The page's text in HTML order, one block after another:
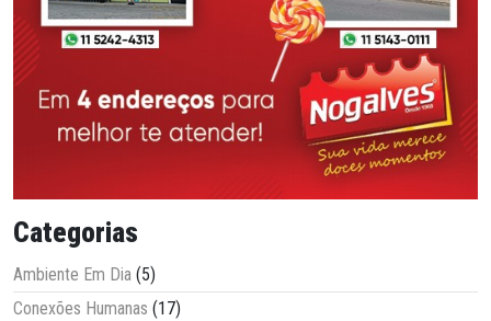
Categorias
Ambiente Em Dia (5)
Conexões Humanas (17)